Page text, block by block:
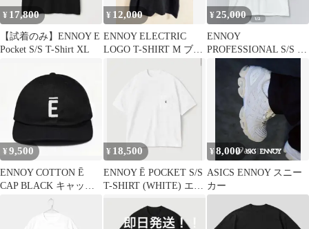
¥ 17,800
【試着のみ】ENNOY E
Pocket S/S T-Shirt XL
¥ 12,000
ENNOY ELECTRIC
LOGO T-SHIRT M ブラ
¥25,000
ENNOY
PROFESSIONAL S/S T-
¥9,500
ENNOY COTTON Ē
CAP BLACK キャップ
¥ 18,500
ENNOY Ē POCKET S/S
T-SHIRT (WHITE) エン
¥8,000
ASICS ENNOY スニー
カー